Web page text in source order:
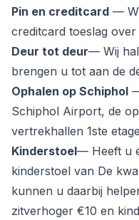
Pin en creditcard —
creditcard toeslag
Deur tot deur— Wij
brengen u tot aan de
Ophalen op Schiphol
Schiphol Airport, de
vertrekhallen 1ste
Kinderstoel— Heeft u
kinderstoel van De
kunnen u daarbij
zitverhoger €10 en